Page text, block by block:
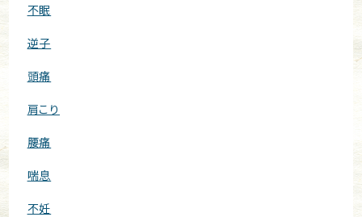
不眠
逆子
頭痛
肩こり
腰痛
喘息
不妊